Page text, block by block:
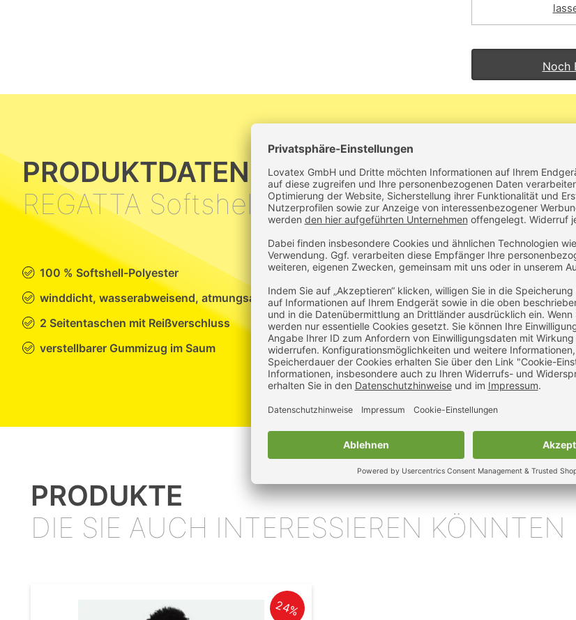
Noch
PRODUKTDATEN
REGATTA Softshell-Jacken Ablaze
100 % Softshell-Polyester
2-lagig, ca. 265
winddicht, wasserabweisend, atmungsaktiv
innen weiches
2 Seitentaschen mit Reißverschluss
2 Innentaschen
verstellbarer Gummizug im Saum
ABVERKAUF
PRODUKTE
DIE SIE AUCH INTERESSIEREN KÖNNTEN
24%